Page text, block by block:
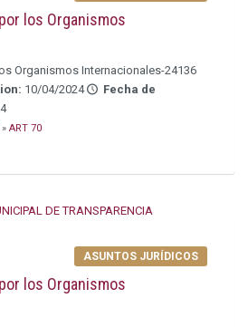
los Organismos
Organismos Internacionales-24136
10/04/2024
Fecha de
» ART 70
DE TRANSPARENCIA
ASUNTOS JURÍDICOS
los Organismos